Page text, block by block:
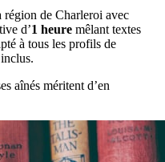
région de Charleroi avec
d’1 heure mêlant textes
à tous les profils de
aînés méritent d’en